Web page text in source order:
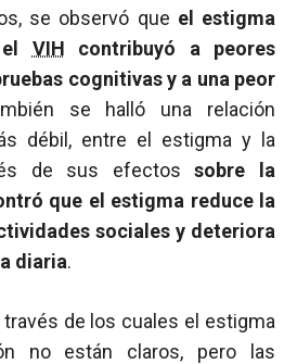
se observó que el estigma
VIH contribuyó a peores
cognitivas y a una peor
se halló una relación
débil, entre el estigma y la
de sus efectossobre la
que el estigma reduce la
sociales y deteriora
diaria.
de los cuales el estigma
no están claros, pero las